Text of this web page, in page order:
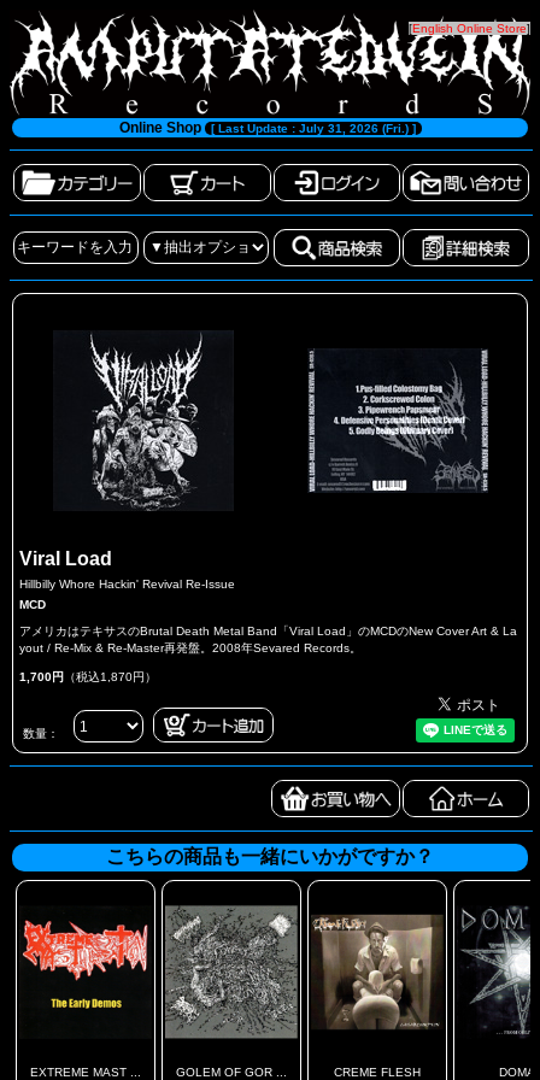
[English Online Store]
Online Shop [ Last Update : July 31, 2026 (Fri.) ]
Viral Load
Hillbilly Whore Hackin' Revival Re-Issue
MCD
アメリカはテキサスのBrutal Death Metal Band「Viral Load」のMCDのNew Cover Art & La
yout / Re-Mix & Re-Master再発盤。2008年Sevared Records。
1,700円 （税込1,870円）
数量：
こちらの商品も一緒にいかがですか？
EXTREME MAST ... GOLEM OF GOR ... CREME FLESH